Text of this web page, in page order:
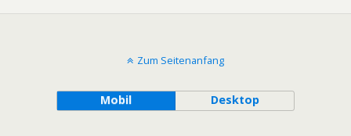
Zum Seitenanfang
Mobil Desktop